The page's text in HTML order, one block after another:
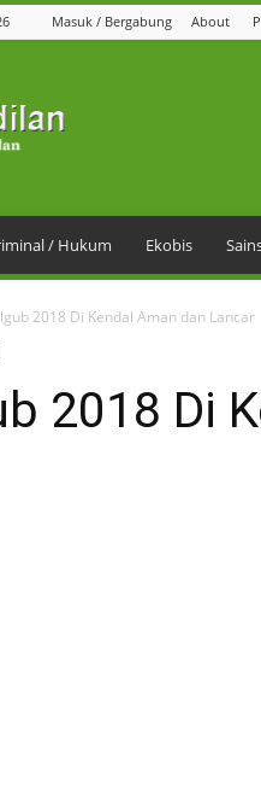
Masuk / Bergabung About
/ Hukum Ekobis
2018 Di Kendal Aman dan Lancar
2018 Di